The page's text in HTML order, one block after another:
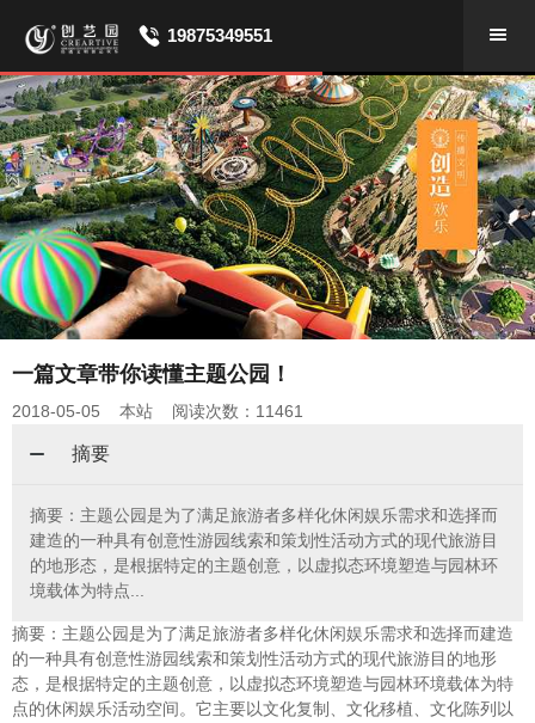
19875349551
一篇文章带你读懂主题公园！
2018-05-05 本站 阅读次数：11461
摘要
摘要：主题公园是为了满足旅游者多样化休闲娱乐需求和选择而
建造的一种具有创意性游园线索和策划性活动方式的现代旅游目
的地形态，是根据特定的主题创意，以虚拟态环境塑造与园林环
境载体为特点...
摘要：主题公园是为了满足旅游者多样化休闲娱乐需求和选择而建造
的一种具有创意性游园线索和策划性活动方式的现代旅游目的地形
态，是根据特定的主题创意，以虚拟态环境塑造与园林环境载体为特
点的休闲娱乐活动空间。它主要以文化复制、文化移植、文化陈列以